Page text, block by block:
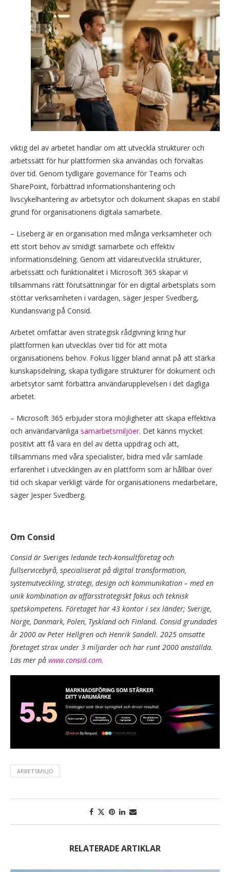
viktig del av arbetet handlar om att utveckla strukturer och
arbetssätt för hur plattformen ska användas och förvaltas
över tid. Genom tydligare governance för Teams och
SharePoint, förbättrad informationshantering och
livscykelhantering av arbetsytor och dokument skapas en stabil
grund för organisationens digitala samarbete.
– Liseberg är en organisation med många verksamheter och
ett stort behov av smidigt samarbete och effektiv
informationsdelning. Genom att vidareutveckla strukturer,
arbetssätt och funktionalitet i Microsoft 365 skapar vi
tillsammans rätt förutsättningar för en digital arbetsplats som
stöttar verksamheten i vardagen, säger Jesper Svedberg,
Kundansvarig på Consid.
Arbetet omfattar även strategisk rådgivning kring hur
plattformen kan utvecklas över tid för att möta
organisationens behov. Fokus ligger bland annat på att stärka
kunskapsdelning, skapa tydligare strukturer för dokument och
arbetsytor samt förbättra användarupplevelsen i det dagliga
arbetet.
– Microsoft 365 erbjuder stora möjligheter att skapa effektiva
och användarvänliga samarbetsmiljöer. Det känns mycket
positivt att få vara en del av detta uppdrag och att,
tillsammans med våra specialister, bidra med vår samlade
erfarenhet i utvecklingen av en plattform som är hållbar över
tid och skapar verkligt värde för organisationens medarbetare,
säger Jesper Svedberg.
Om Consid
Consid är Sveriges ledande tech-konsultföretag och
fullservicebyrå, specialiserat på digital transformation,
systemutveckling, strategi, design och kommunikation – med en
unik kombination av affärsstrategiskt fokus och teknisk
spetskompetens. Företaget har 43 kontor i sex länder; Sverige,
Norge, Danmark, Polen, Tyskland och Finland. Consid grundades
år 2000 av Peter Hellgren och Henrik Sandell. 2025 omsatte
företaget strax under 3 miljarder och har runt 2000 anställda.
Läs mer på www.consid.com.
ARBETSMILJÖ
RELATERADE ARTIKLAR